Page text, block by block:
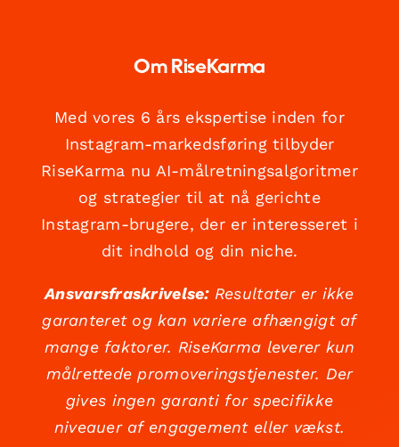
Om RiseKarma
Med vores 6 års ekspertise inden for
Instagram-markedsføring tilbyder
RiseKarma nu AI-målretningsalgoritmer
og strategier til at nå gerichte
Instagram-brugere, der er interesseret i
dit indhold og din niche.
Ansvarsfraskrivelse:Resultater er ikke
garanteret og kan variere afhængigt af
mange faktorer. RiseKarma leverer kun
målrettede promoveringstjenester. Der
gives ingen garanti for specifikke
niveauer af engagement eller vækst.